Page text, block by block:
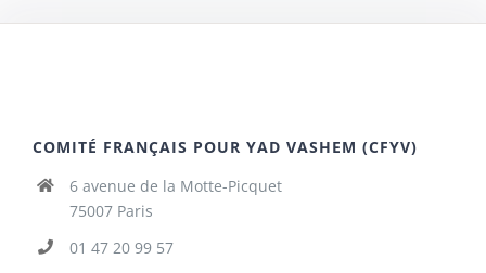
COMITÉ FRANÇAIS POUR YAD VASHEM (CFYV)
6 avenue de la Motte-Picquet
75007 Paris
01 47 20 99 57